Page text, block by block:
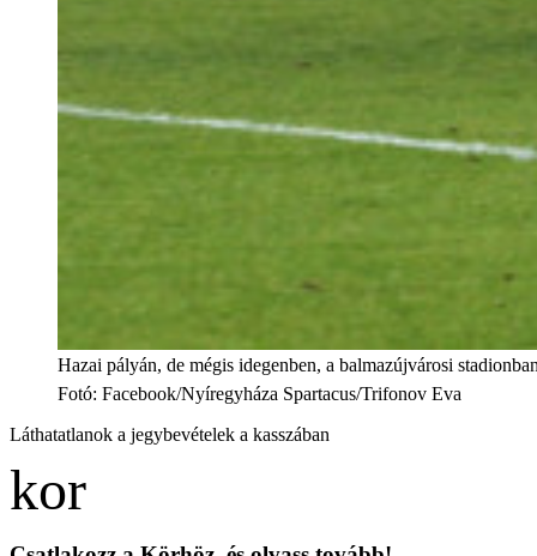
Hazai pályán, de mégis idegenben, a balmazújvárosi
Fotó: Facebook/Nyíregyháza Spartacus/Trifonov Eva
Láthatatlanok a jegybevételek a kasszában